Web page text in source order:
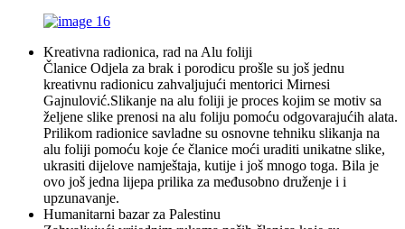
Kreativna radionica, rad na Alu foliji
Članice Odjela za brak i porodicu prošle su još jednu
kreativnu radionicu zahvaljujući mentorici Mirnesi
Gajnulović.Slikanje na alu foliji je proces kojim se motiv sa
željene slike prenosi na alu foliju pomoću odgovarajućih alata.
Prilikom radionice savladne su osnovne tehniku slikanja na
alu foliji pomoću koje će članice moći uraditi unikatne slike,
ukrasiti dijelove namještaja, kutije i još mnogo toga. Bila je
ovo još jedna lijepa prilika za međusobno druženje i i
upzunavanje.
Humanitarni bazar za Palestinu